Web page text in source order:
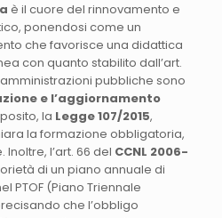
è il cuore del rinnovamento e
ponendosi come un
che favorisce una didattica
con quanto stabilito dall’art.
pubbliche sono
e l’aggiornamento
la Legge 107/2015,
la formazione obbligatoria,
l’art. 66 del CCNL 2006-
di un piano annuale di
PTOF (Piano Triennale
che l’obbligo